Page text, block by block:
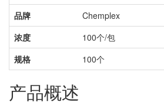
品牌
Chemplex
浓度
100个/包
规格
100个
产品概述